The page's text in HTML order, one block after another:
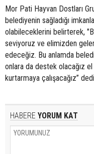
Mor Pati Hayvan Dostları
belediyenin sağladığı
olabileceklerini belirterek,
seviyoruz ve elimizden
edeceğiz. Bu anlamda
onlara da destek olacağız
kurtarmaya çalışacağız” dedi
HABERE YORUM KAT